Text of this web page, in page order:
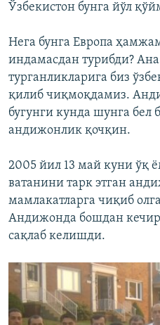
Ўзбекистон бунга йўл
Нега бунга Европа
индамасдан турибди?
турганликларига биз
қилиб чиқмоқдамиз.
бугунги кунда шунга бел
андижонлик қочқин.
2005 йил 13 май куни ўқ
ватанини тарк этган
мамлакатларга чиқиб
Андижонда бошдан
сақлаб келишди.